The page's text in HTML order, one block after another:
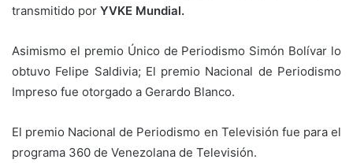
transmitido por YVKE Mundial.
Asimismo el premio Único de Periodismo Simón Bolívar lo
obtuvo Felipe Saldivia; El premio Nacional de Periodismo
Impreso fue otorgado a Gerardo Blanco.
El premio Nacional de Periodismo en Televisión fue para el
programa 360 de Venezolana de Televisión.